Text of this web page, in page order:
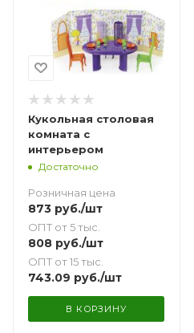
Кукольная столовая
комната с
интерьером
Достаточно
Розничная цена
873 руб./шт
ОПТ от 5 тыс.
808 руб./шт
ОПТ от 15 тыс.
743.09 руб./шт
В КОРЗИНУ